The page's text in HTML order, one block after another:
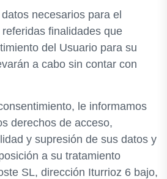
necesarios para el
finalidades que
del Usuario para su
a cabo sin contar con
le informamos
derechos de acceso,
y supresión de sus datos y
a su tratamiento
SL, dirección Iturrioz 6 bajo,